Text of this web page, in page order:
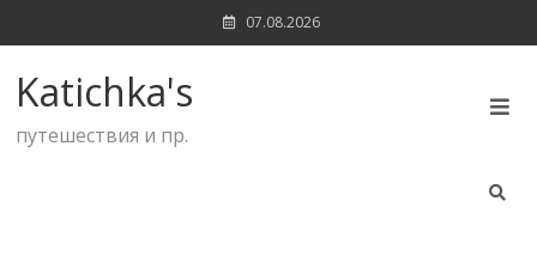
to
07.08.2026
Katichka's
путешествия и пр.